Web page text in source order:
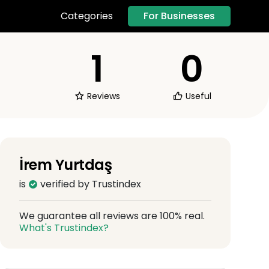
Categories For Businesses
1
Reviews
0
Useful
İrem Yurtdaş
is verified by Trustindex
We guarantee all reviews are 100% real.
What's Trustindex?